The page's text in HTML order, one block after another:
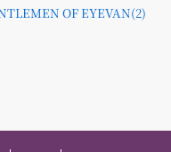
OF EYEVAN(2)